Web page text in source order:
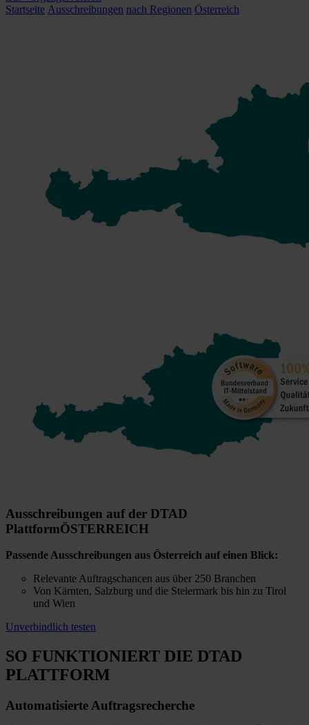
Startseite Ausschreibungen nach Regionen Österreich
Ausschreibungen auf der DTAD
PlattformÖSTERREICH
Passende Ausschreibungen aus Österreich auf einen Blick:
Relevante Auftragschancen aus über 250 Branchen
Von Kärnten, Salzburg und die Steiermark bis hin zu Tirol
und Wien
Unverbindlich testen
SO FUNKTIONIERT DIE DTAD
PLATTFORM
AutomatisierteAuftragsrecherche